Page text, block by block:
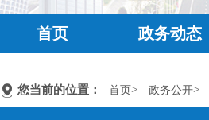
首页 政务动态
您当前的位置： 首页> 政务公开>